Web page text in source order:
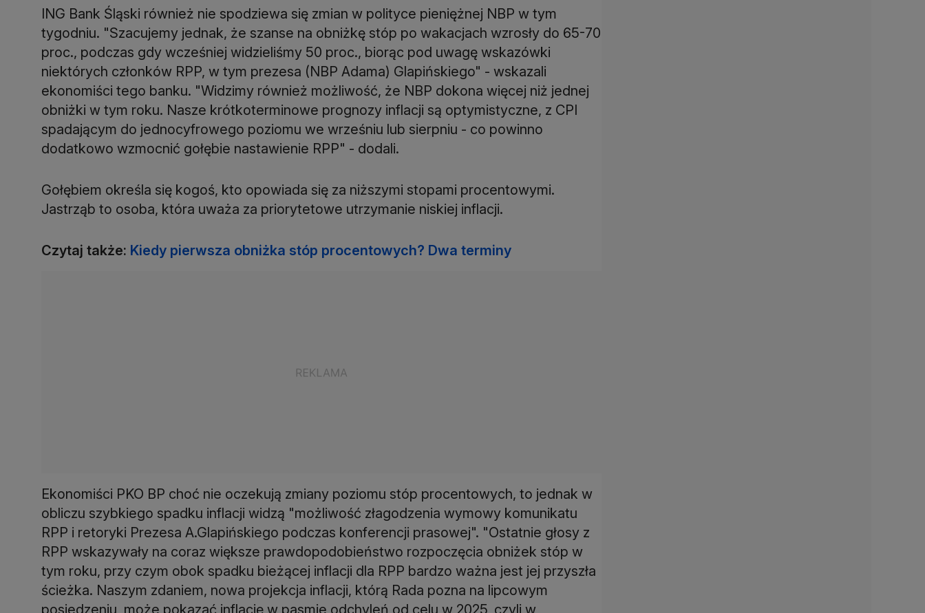
ING Bank Śląski również nie spodziewa się zmian w polityce pieniężnej NBP w tym
tygodniu. "Szacujemy jednak, że szanse na obniżkę stóp po wakacjach wzrosły do 65-70
proc., podczas gdy wcześniej widzieliśmy 50 proc., biorąc pod uwagę wskazówki
niektórych członków RPP, w tym prezesa (NBP Adama) Glapińskiego" - wskazali
ekonomiści tego banku. "Widzimy również możliwość, że NBP dokona więcej niż jednej
obniżki w tym roku. Nasze krótkoterminowe prognozy inflacji są optymistyczne, z CPI
spadającym do jednocyfrowego poziomu we wrześniu lub sierpniu - co powinno
dodatkowo wzmocnić gołębie nastawienie RPP" - dodali.
Gołębiem określa się kogoś, kto opowiada się za niższymi stopami procentowymi.
Jastrząb to osoba, która uważa za priorytetowe utrzymanie niskiej inflacji.
Czytaj także: Kiedy pierwsza obniżka stóp procentowych? Dwa terminy
Ekonomiści PKO BP choć nie oczekują zmiany poziomu stóp procentowych, to jednak w
obliczu szybkiego spadku inflacji widzą "możliwość złagodzenia wymowy komunikatu
RPP i retoryki Prezesa A.Glapińskiego podczas konferencji prasowej". "Ostatnie głosy z
RPP wskazywały na coraz większe prawdopodobieństwo rozpoczęcia obniżek stóp w
tym roku, przy czym obok spadku bieżącej inflacji dla RPP bardzo ważna jest jej przyszła
ścieżka. Naszym zdaniem, nowa projekcja inflacji, którą Rada pozna na lipcowym
posiedzeniu, może pokazać inflację w pasmie odchyleń od celu w 2025, czyli w